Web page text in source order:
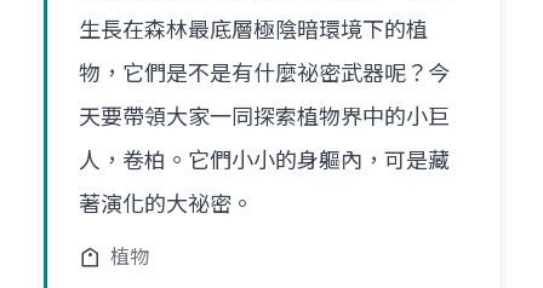
生長在森林最底層極陰暗環境下的植
物，它們是不是有什麼祕密武器呢？今
天要帶領大家一同探索植物界中的小巨
人，卷柏。它們小小的身軀內，可是藏
著演化的大祕密。
植物